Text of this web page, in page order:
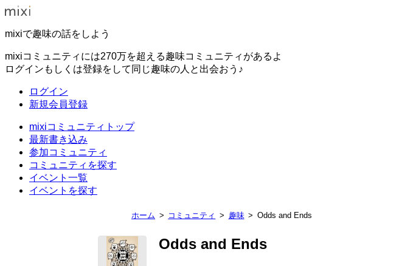
mixiで趣味の話をしよう
mixiコミュニティには270万を超える趣味コミュニティがあるよ
ログインもしくは登録をして同じ趣味の人と出会おう♪
ログイン
新規会員登録
mixiコミュニティトップ
最新書き込み
参加コミュニティ
コミュニティを探す
イベント一覧
イベントを探す
ホーム コミュニティ 趣味 Odds and Ends
Odds and Ends